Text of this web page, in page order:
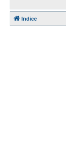
Indice